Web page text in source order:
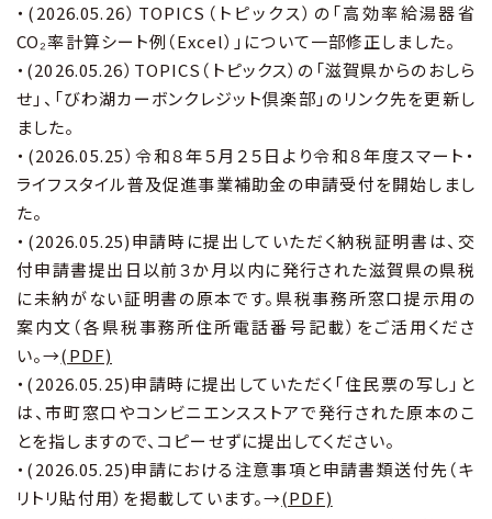
・(2026.05.26）TOPICS（トピックス）の「高効率給湯器省
CO₂率計算シート例（Excel）」について一部修正しました。
・(2026.05.26）TOPICS（トピックス）の「滋賀県からのおしら
せ」、「びわ湖カーボンクレジット倶楽部」のリンク先を更新し
ました。
・(2026.05.25）令和８年５月２５日より令和８年度スマート・
ライフスタイル普及促進事業補助金の申請受付を開始しまし
た。
・(2026.05.25)申請時に提出していただく納税証明書は、交
付申請書提出日以前３か月以内に発行された滋賀県の県税
に未納がない証明書の原本です。県税事務所窓口提示用の
案内文（各県税事務所住所電話番号記載）をご活用くださ
い。→(PDF)
・(2026.05.25)申請時に提出していただく「住民票の写し」と
は、市町窓口やコンビニエンスストアで発行された原本のこ
とを指しますので、コピーせずに提出してください。
・(2026.05.25)申請における注意事項と申請書類送付先（キ
リトリ貼付用）を掲載しています。→(PDF)